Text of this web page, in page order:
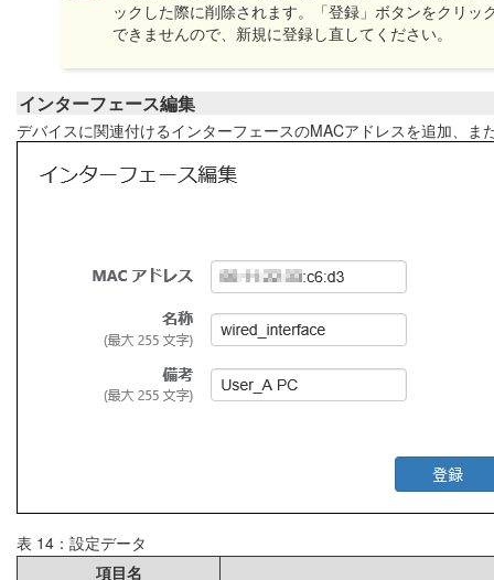
ックした際に削除されます。「登録」ボタンをクリ
できませんので、新規に登録し直してください。
インターフェース編集
デバイスに関連付けるインターフェースのMACアドレスを追加、ま
表 14：設定データ
項目名